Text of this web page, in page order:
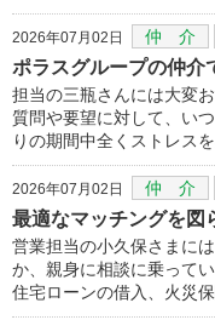
2026年07月02日 仲 介
ポラスグループの仲介
担当の三瓶さんには大変
質問や要望に対して、い
りの期間中全くストレス
2026年07月02日 仲 介
最適なマッチングを図
営業担当の小久保さまに
か、親身に相談に乗ってい
住宅ローンの借入、火災